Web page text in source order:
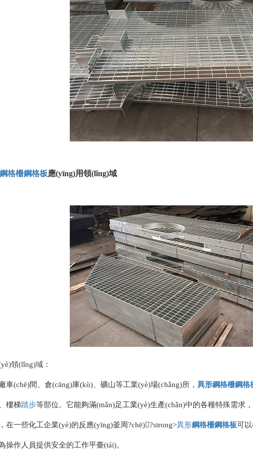
鋼格柵鋼格板應(yīng)用領(lǐng)域
領(lǐng)域：
車(chē)間、倉(cāng)庫(kù)、礦山等工業(yè)場(chǎng)所，異形鋼格柵鋼格
樓梯踏步等部位。它能夠滿(mǎn)足工業(yè)生產(chǎn)中的各種特殊需求
，在一些化工企業(yè)的反應(yīng)釜周?chē)?strong>異形鋼格柵鋼格板可
，為操作人員提供安全的工作平臺(tái)。